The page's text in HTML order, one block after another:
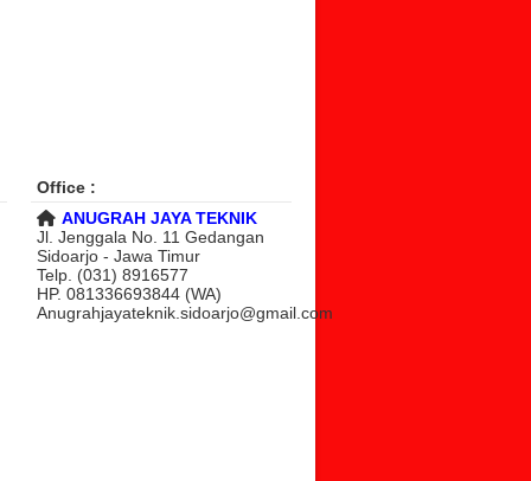
Office :
ANUGRAH JAYA TEKNIK
Jl. Jenggala No. 11 Gedangan
Sidoarjo - Jawa Timur
Telp. (031) 8916577
HP. 081336693844 (WA)
Anugrahjayateknik.sidoarjo@gmail.com